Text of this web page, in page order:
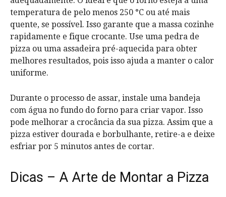
temperatura de pelo menos 250 °C ou até mais
quente, se possível. Isso garante que a massa cozinhe
rapidamente e fique crocante. Use uma pedra de
pizza ou uma assadeira pré-aquecida para obter
melhores resultados, pois isso ajuda a manter o calor
uniforme.
Durante o processo de assar, instale uma bandeja
com água no fundo do forno para criar vapor. Isso
pode melhorar a crocância da sua pizza. Assim que a
pizza estiver dourada e borbulhante, retire-a e deixe
esfriar por 5 minutos antes de cortar.
Dicas – A Arte de Montar a Pizza